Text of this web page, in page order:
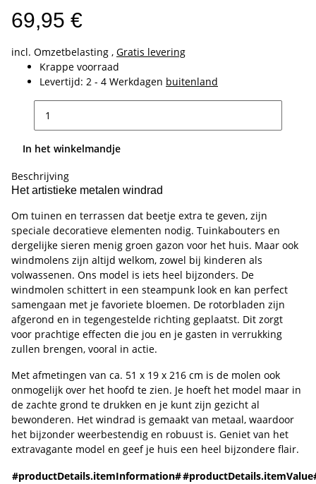
69,95 €
incl. Omzetbelasting , Gratis levering
Krappe voorraad
Levertijd: 2 - 4 Werkdagen buitenland
In het winkelmandje
Beschrijving
Het artistieke metalen windrad
Om tuinen en terrassen dat beetje extra te geven, zijn
speciale decoratieve elementen nodig. Tuinkabouters en
dergelijke sieren menig groen gazon voor het huis. Maar ook
windmolens zijn altijd welkom, zowel bij kinderen als
volwassenen. Ons model is iets heel bijzonders. De
windmolen schittert in een steampunk look en kan perfect
samengaan met je favoriete bloemen. De rotorbladen zijn
afgerond en in tegengestelde richting geplaatst. Dit zorgt
voor prachtige effecten die jou en je gasten in verrukking
zullen brengen, vooral in actie.
Met afmetingen van ca. 51 x 19 x 216 cm is de molen ook
onmogelijk over het hoofd te zien. Je hoeft het model maar in
de zachte grond te drukken en je kunt zijn gezicht al
bewonderen. Het windrad is gemaakt van metaal, waardoor
het bijzonder weerbestendig en robuust is. Geniet van het
extravagante model en geef je huis een heel bijzondere flair.
#productDetails.itemInformation#